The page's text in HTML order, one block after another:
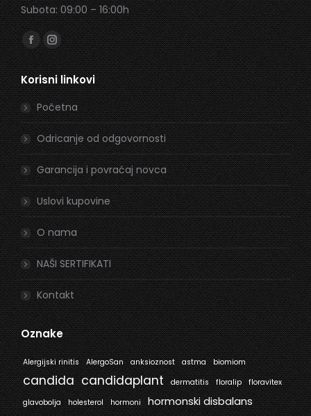
Subota: 09:00 – 16:00h
Find us on:
Facebook
page
opens
in
new
window
Instagram
page
opens
in
new
window
Korisni linkovi
Početna
Odricanje od odgovornosti
Garancija i povraćaj novca
Uslovi kupovine
O nama
NAŠI SERTIFIKATI
Kontakt
Oznake
Alergijski rinitis AlergoSan anksioznost astma biomiom
candida candidaplant dermatitis floralip
floravitex
glavobolja
holesterol hormoni hormonski disbalans